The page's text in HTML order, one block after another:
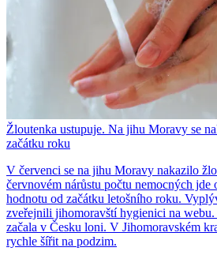
Žloutenka ustupuje. Na jihu Moravy se
začátku roku
V červenci se na jihu Moravy nakazilo
červnovém nárůstu počtu nemocných jde
hodnotu od začátku letošního roku.
zveřejnili jihomoravští hygienici na
začala v Česku loni. V Jihomoravském
rychle šířit na podzim.